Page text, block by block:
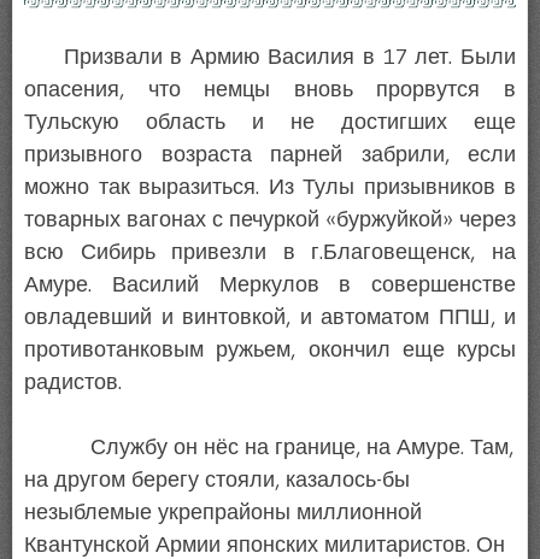
Призвали в Армию Василия в 17 лет. Были
опасения, что немцы вновь прорвутся в
Тульскую область и не достигших еще
призывного возраста парней забрили, если
можно так выразиться. Из Тулы призывников в
товарных вагонах с печуркой «буржуйкой» через
всю Сибирь привезли в г.Благовещенск, на
Амуре. Василий Меркулов в совершенстве
овладевший и винтовкой, и автоматом ППШ, и
противотанковым ружьем, окончил еще курсы
радистов.
Службу он нёс на границе, на Амуре. Там,
на другом берегу стояли, казалось-бы
незыблемые укрепрайоны миллионной
Квантунской Армии японских милитаристов. Он